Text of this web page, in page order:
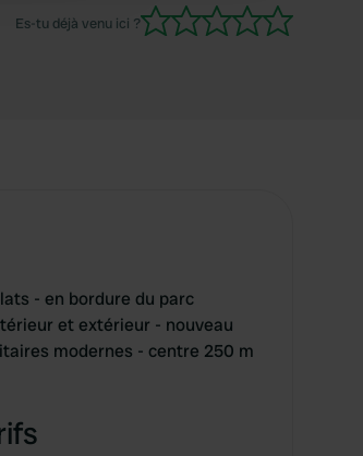
Es-tu déjà venu ici ?
- en bordure du parc
et extérieur - nouveau
modernes - centre 250 m